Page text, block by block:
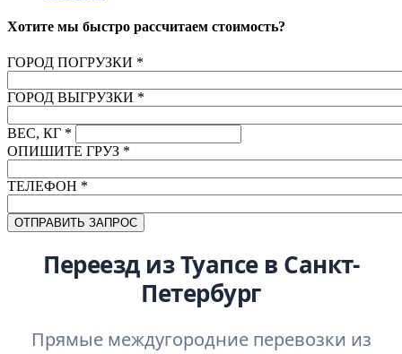
Хотите мы быстро рассчитаем стоимость?
ГОРОД ПОГРУЗКИ *
ГОРОД ВЫГРУЗКИ *
ВЕС, КГ *
ОПИШИТЕ ГРУЗ *
ТЕЛЕФОН *
Переезд из Туапсе в Санкт-
Петербург
Прямые междугородние перевозки из